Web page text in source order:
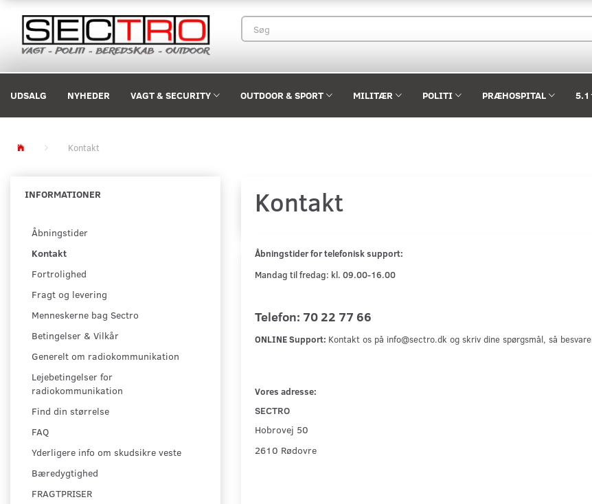
UDSALG NYHEDER VAGT & SECURITY OUTDOOR & SPORT MILITÆR POLITI PRÆHOSPITAL
Kontakt
INFORMATIONER
Åbningstider
Kontakt
Fortrolighed
Fragt og levering
Menneskerne bag Sectro
Betingelser & Vilkår
Generelt om radiokommunikation
Lejebetingelser for
radiokommunikation
Find din størrelse
FAQ
Yderligere info om skudsikre veste
Bæredygtighed
FRAGTPRISER
Kontakt
Åbningstider for telefonisk support:
Mandag til fredag: kl. 09.00-16.00
Telefon: 70 22 77 66
ONLINE Support: Kontakt os på info@sectro.dk og skriv dine spørgsmål, så
Vores adresse:
SECTRO
Hobrovej 50
2610 Rødovre